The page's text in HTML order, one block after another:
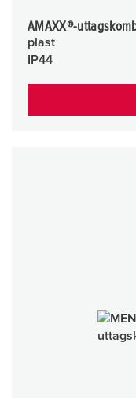
AMAXX®-
plast
IP44